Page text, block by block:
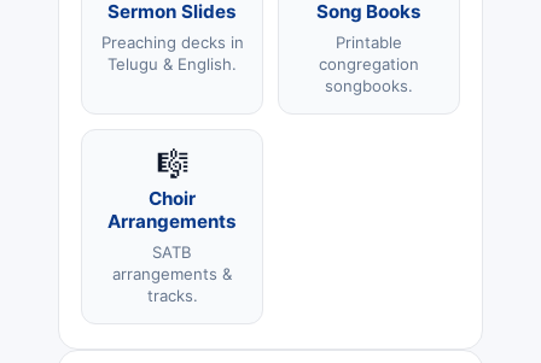
Sermon Slides
Preaching decks in
Telugu & English.
Song Books
Printable
congregation
songbooks.
🎼
Choir
Arrangements
SATB
arrangements &
tracks.